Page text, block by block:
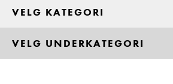
VELG KATEGORI
VELG UNDERKATEGORI